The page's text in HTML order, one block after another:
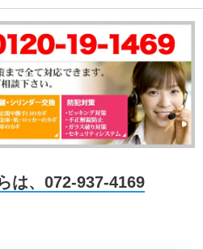
は、072-937-4169